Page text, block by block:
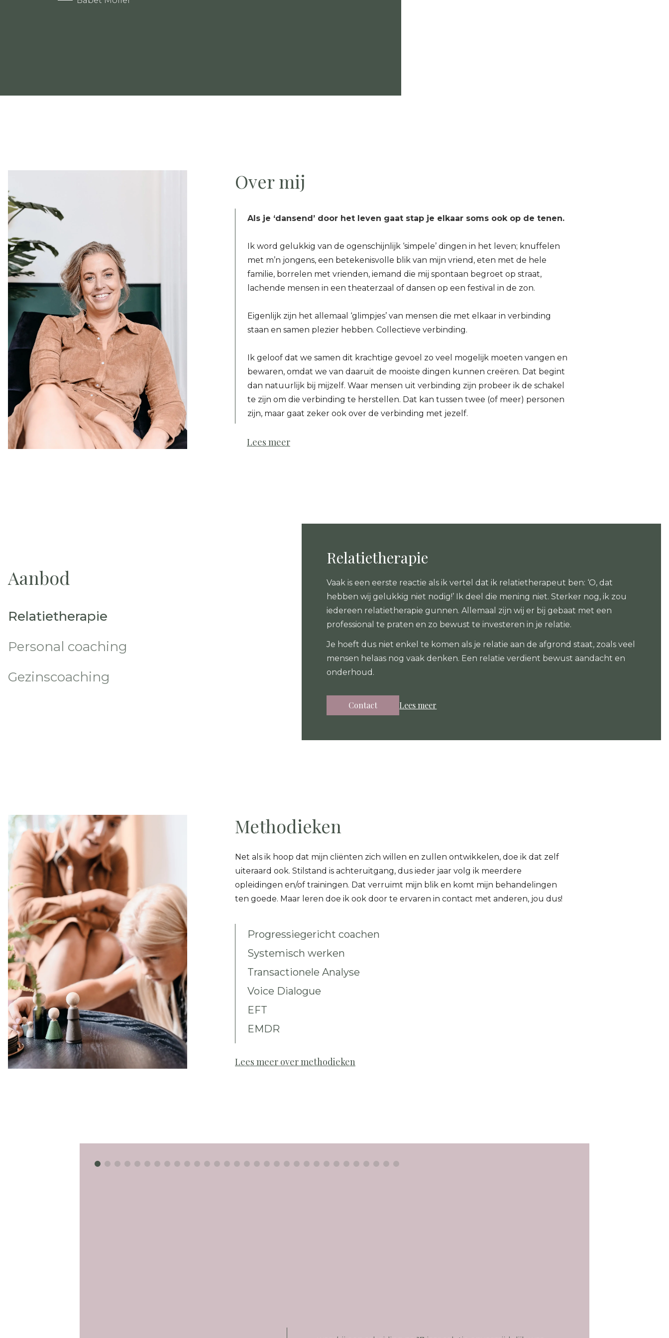
Over mij
Als je ‘dansend’ door het leven gaat stap je elkaar soms ook op de tenen.
Ik word gelukkig van de ogenschijnlijk ‘simpele’ dingen in het leven; knuffelen
met m’n jongens, een betekenisvolle blik van mijn vriend, eten met de hele
familie, borrelen met vrienden, iemand die mij spontaan begroet op straat,
lachende mensen in een theaterzaal of dansen op een festival in de zon.
Eigenlijk zijn het allemaal ‘glimpjes’ van mensen die met elkaar in verbinding
staan en samen plezier hebben. Collectieve verbinding.
Ik geloof dat we samen dit krachtige gevoel zo veel mogelijk moeten vangen en
bewaren, omdat we van daaruit de mooiste dingen kunnen creëren. Dat begint
dan natuurlijk bij mijzelf. Waar mensen uit verbinding zijn probeer ik de schakel
te zijn om die verbinding te herstellen. Dat kan tussen twee (of meer) personen
zijn, maar gaat zeker ook over de verbinding met jezelf.
Lees meer
Aanbod
Relatietherapie
Personal coaching
Gezinscoaching
Relatietherapie
Vaak is een eerste reactie als ik vertel dat ik relatietherapeut ben: ‘O, dat
hebben wij gelukkig niet nodig!’ Ik deel die mening niet. Sterker nog, ik zou
iedereen relatietherapie gunnen. Allemaal zijn wij er bij gebaat met een
professional te praten en zo bewust te investeren in je relatie.
Je hoeft dus niet enkel te komen als je relatie aan de afgrond staat, zoals veel
mensen helaas nog vaak denken. Een relatie verdient bewust aandacht en
onderhoud.
Contact Lees meer
Methodieken
Net als ik hoop dat mijn cliënten zich willen en zullen ontwikkelen, doe ik dat zelf
uiteraard ook. Stilstand is achteruitgang, dus ieder jaar volg ik meerdere
opleidingen en/of trainingen. Dat verruimt mijn blik en komt mijn behandelingen
ten goede. Maar leren doe ik ook door te ervaren in contact met anderen, jou dus!
Progressiegericht coachen
Systemisch werken
Transactionele Analyse
Voice Dialogue
EFT
EMDR
Lees meer over methodieken